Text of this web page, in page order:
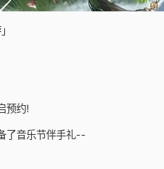
预约!
了音乐节伴手礼--